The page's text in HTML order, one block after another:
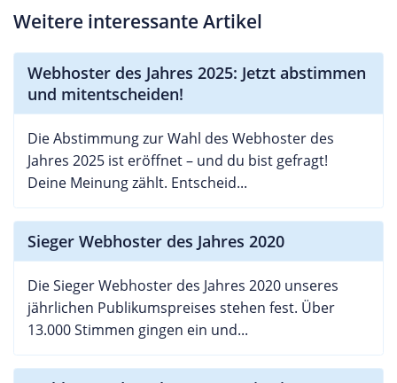
Weitere interessante Artikel
Webhoster des Jahres 2025: Jetzt abstimmen
und mitentscheiden!
Die Abstimmung zur Wahl des Webhoster des
Jahres 2025 ist eröffnet – und du bist gefragt!
Deine Meinung zählt. Entscheid...
Sieger Webhoster des Jahres 2020
Die Sieger Webhoster des Jahres 2020 unseres
jährlichen Publikumspreises stehen fest. Über
13.000 Stimmen gingen ein und...